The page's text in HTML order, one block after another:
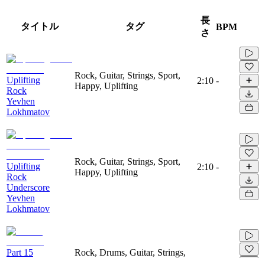
タイトル タグ
長
さ
BPM
Uplifting
Rock
Yevhen
Lokhmatov
Rock, Guitar, Strings, Sport,
Happy, Uplifting
2:10 -
Uplifting
Rock
Underscore
Yevhen
Lokhmatov
Rock, Guitar, Strings, Sport,
Happy, Uplifting
2:10 -
Part 15
Rock, Drums, Guitar, Strings,